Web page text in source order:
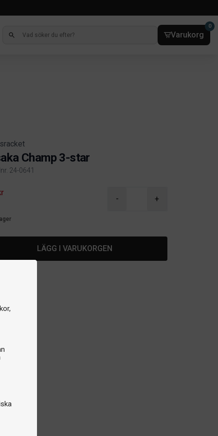
Varukorg
0
Champ 3-star
24-0641
information
- +
LÄGG I VARUKORGEN